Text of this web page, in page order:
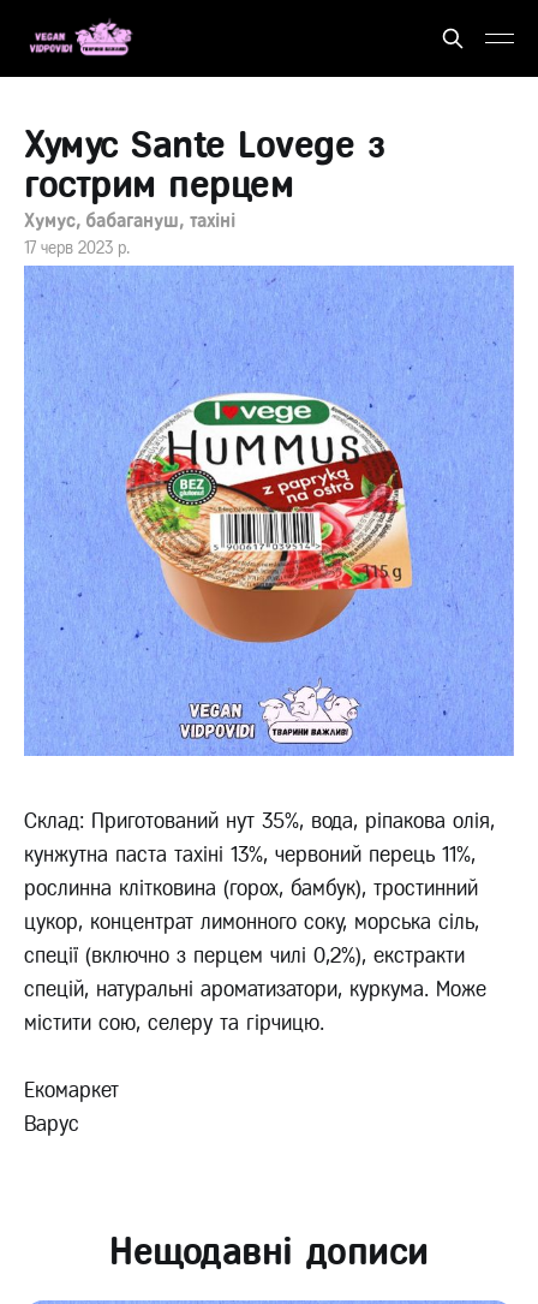
Хумус Sante Lovege з
гострим перцем
Хумус, бабагануш, тахіні
17 черв 2023 р.
Склад: Приготований нут 35%, вода, ріпакова олія,
кунжутна паста тахіні 13%, червоний перець 11%,
рослинна клітковина (горох, бамбук), тростинний
цукор, концентрат лимонного соку, морська сіль,
спеції (включно з перцем чилі 0,2%), екстракти
спецій, натуральні ароматизатори, куркума. Може
містити сою, селеру та гірчицю.
Екомаркет
Варус
Нещодавні дописи